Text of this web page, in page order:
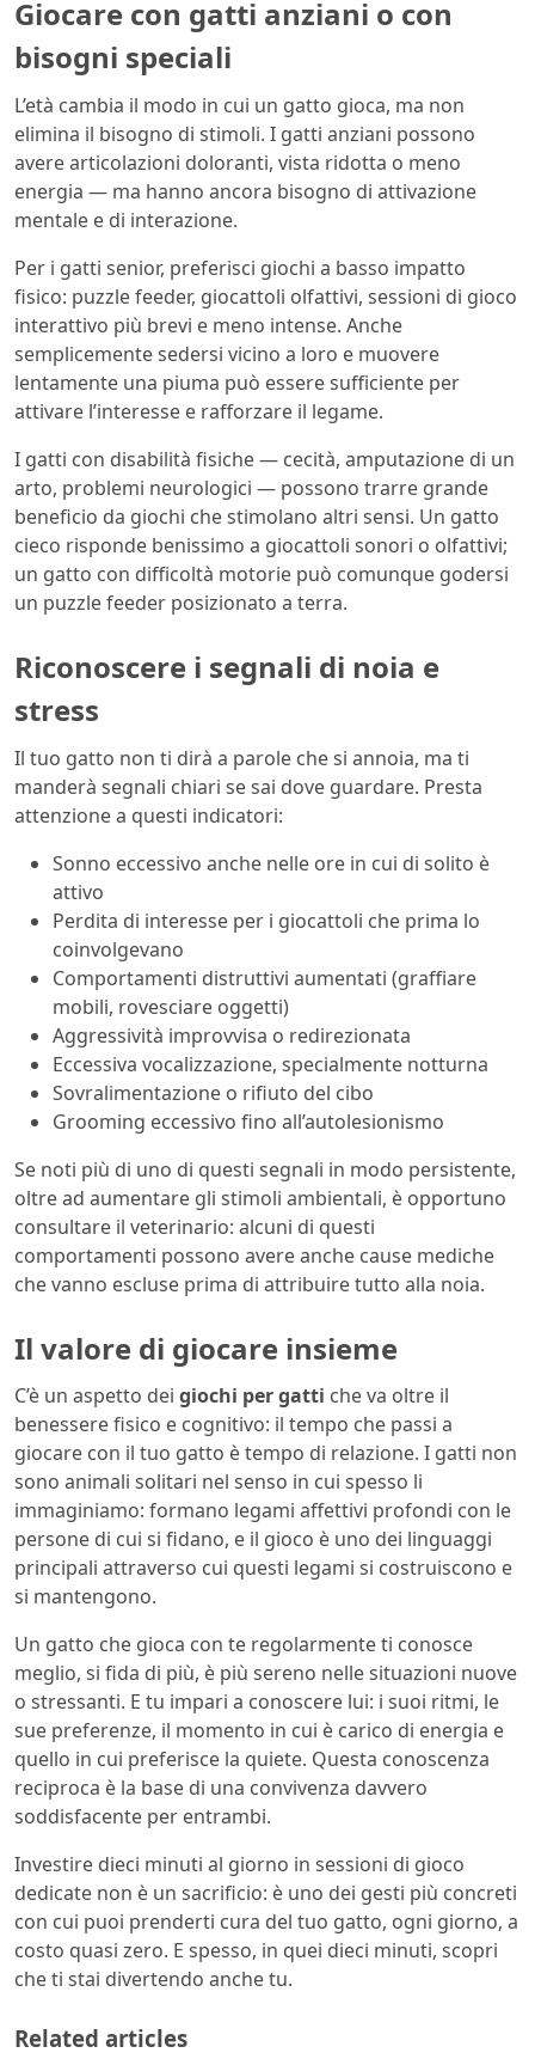
Giocare con gatti anziani o con
bisogni speciali
L’età cambia il modo in cui un gatto gioca, ma non
elimina il bisogno di stimoli. I gatti anziani possono
avere articolazioni doloranti, vista ridotta o meno
energia — ma hanno ancora bisogno di attivazione
mentale e di interazione.
Per i gatti senior, preferisci giochi a basso impatto
fisico: puzzle feeder, giocattoli olfattivi, sessioni di gioco
interattivo più brevi e meno intense. Anche
semplicemente sedersi vicino a loro e muovere
lentamente una piuma può essere sufficiente per
attivare l’interesse e rafforzare il legame.
I gatti con disabilità fisiche — cecità, amputazione di un
arto, problemi neurologici — possono trarre grande
beneficio da giochi che stimolano altri sensi. Un gatto
cieco risponde benissimo a giocattoli sonori o olfattivi;
un gatto con difficoltà motorie può comunque godersi
un puzzle feeder posizionato a terra.
Riconoscere i segnali di noia e
stress
Il tuo gatto non ti dirà a parole che si annoia, ma ti
manderà segnali chiari se sai dove guardare. Presta
attenzione a questi indicatori:
Sonno eccessivo anche nelle ore in cui di solito è
attivo
Perdita di interesse per i giocattoli che prima lo
coinvolgevano
Comportamenti distruttivi aumentati (graffiare
mobili, rovesciare oggetti)
Aggressività improvvisa o redirezionata
Eccessiva vocalizzazione, specialmente notturna
Sovralimentazione o rifiuto del cibo
Grooming eccessivo fino all’autolesionismo
Se noti più di uno di questi segnali in modo persistente,
oltre ad aumentare gli stimoli ambientali, è opportuno
consultare il veterinario: alcuni di questi
comportamenti possono avere anche cause mediche
che vanno escluse prima di attribuire tutto alla noia.
Il valore di giocare insieme
C’è un aspetto dei giochi per gatti che va oltre il
benessere fisico e cognitivo: il tempo che passi a
giocare con il tuo gatto è tempo di relazione. I gatti non
sono animali solitari nel senso in cui spesso li
immaginiamo: formano legami affettivi profondi con le
persone di cui si fidano, e il gioco è uno dei linguaggi
principali attraverso cui questi legami si costruiscono e
si mantengono.
Un gatto che gioca con te regolarmente ti conosce
meglio, si fida di più, è più sereno nelle situazioni nuove
o stressanti. E tu impari a conoscere lui: i suoi ritmi, le
sue preferenze, il momento in cui è carico di energia e
quello in cui preferisce la quiete. Questa conoscenza
reciproca è la base di una convivenza davvero
soddisfacente per entrambi.
Investire dieci minuti al giorno in sessioni di gioco
dedicate non è un sacrificio: è uno dei gesti più concreti
con cui puoi prenderti cura del tuo gatto, ogni giorno, a
costo quasi zero. E spesso, in quei dieci minuti, scopri
che ti stai divertendo anche tu.
Related articles